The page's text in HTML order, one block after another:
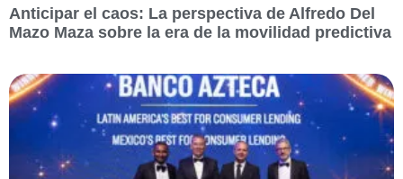
Anticipar el caos: La perspectiva de Alfredo Del
Mazo Maza sobre la era de la movilidad predictiva